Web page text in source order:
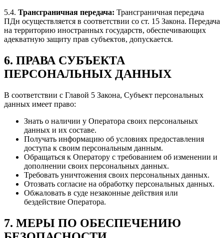
5.4. Трансграничная передача: Трансграничная передача
ПДн осуществляется в соответствии со ст. 15 Закона. Передача
на территорию иностранных государств, обеспечивающих
адекватную защиту прав субъектов, допускается.
6. ПРАВА СУБЪЕКТА
ПЕРСОНАЛЬНЫХ ДАННЫХ
В соответствии с Главой 5 Закона, Субъект персональных
данных имеет право:
Знать о наличии у Оператора своих персональных
данных и их составе.
Получать информацию об условиях предоставления
доступа к своим персональным данным.
Обращаться к Оператору с требованием об изменении и
дополнении своих персональных данных.
Требовать уничтожения своих персональных данных.
Отозвать согласие на обработку персональных данных.
Обжаловать в суде незаконные действия или
бездействие Оператора.
7. МЕРЫ ПО ОБЕСПЕЧЕНИЮ